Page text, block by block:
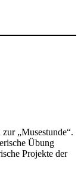
„Musestunde“.
Übung
Projekte der